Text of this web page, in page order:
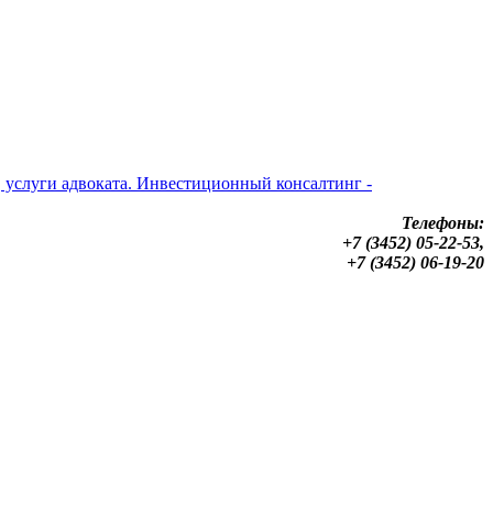
Телефоны:
+7 (3452) 05-22-53,
+7 (3452) 06-19-20